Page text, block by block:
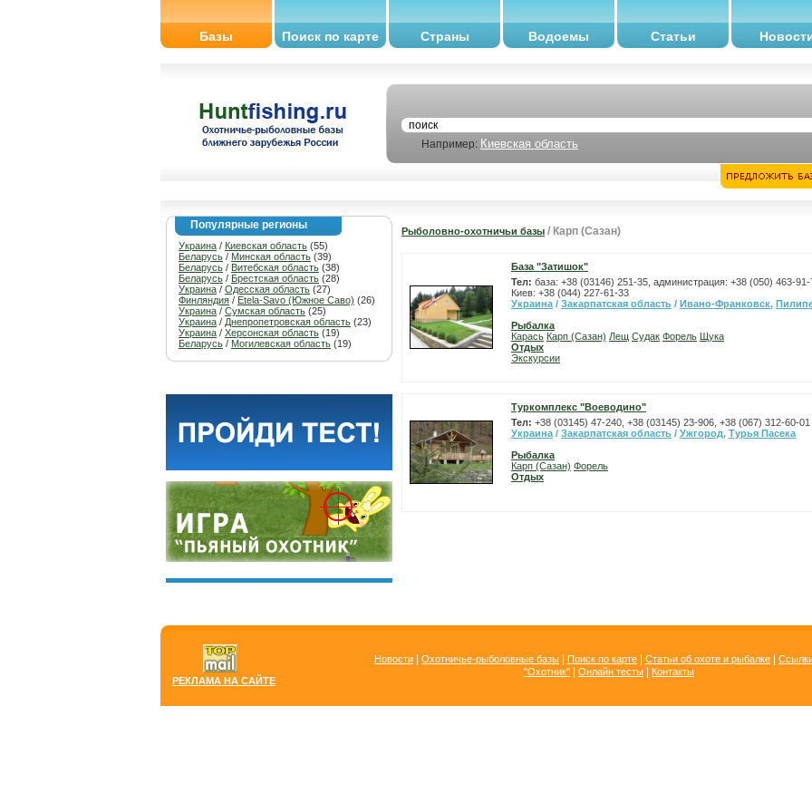
Базы Поиск по карте Страны Водоемы Статьи
Например: Киевская область
Популярные регионы
Украина / Киевская область (55)
Беларусь / Минская область (39)
Беларусь / Витебская область (38)
Беларусь / Брестская область (28)
Украина / Одесская область (27)
Финляндия / Etela-Savo (Южное Саво) (26)
Украина / Сумская область (25)
Украина / Днепропетровская область (23)
Украина / Херсонская область (19)
Беларусь / Могилевская область (19)
Рыболовно-охотничьи базы / Карп (Сазан)
База "Затишок"
Тел: база: +38 (03146) 251-35, администрация: +38 (050) 463-
Киев: +38 (044) 227-61-33
Украина / Закарпатская область / Ивано-Франковск,
Рыбалка
Карась Карп (Сазан) Лещ Судак Форель Щука
Отдых
Экскурсии
Туркомплекс "Воеводино"
Тел: +38 (03145) 47-240, +38 (03145) 23-906, +38 (067) 312-60-01
Украина / Закарпатская область / Ужгород, Турья Пасека
Рыбалка
Карп (Сазан) Форель
Отдых
РЕКЛАМА НА САЙТЕ
Новости Охотничье-рыболовные базы Поиск по карте Статьи об охоте и рыбалке
"Охотник"
Онлайн тесты Контакты